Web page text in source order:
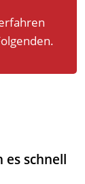
es schnell